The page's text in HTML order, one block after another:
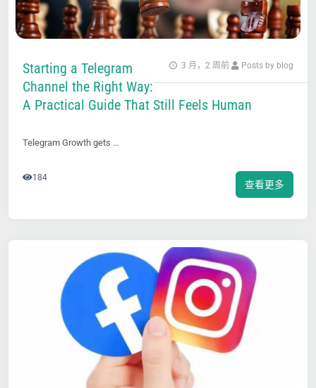
3 月，2 周前 Posts by blog
Starting a Telegram
Channel the Right Way:
A Practical Guide That Still Feels Human
Telegram Growth gets …
查看更多
184